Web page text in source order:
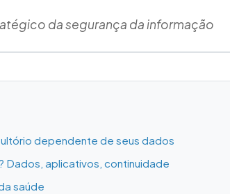
da segurança da informação
dependente de seus dados
Dados, aplicativos, continuidade
saúde